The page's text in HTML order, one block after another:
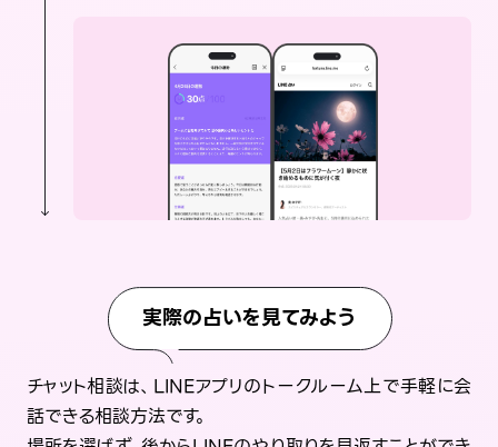
実際の占いを見てみよう
チャット相談は、LINEアプリのトークルーム上で手軽に会
話できる相談方法です。